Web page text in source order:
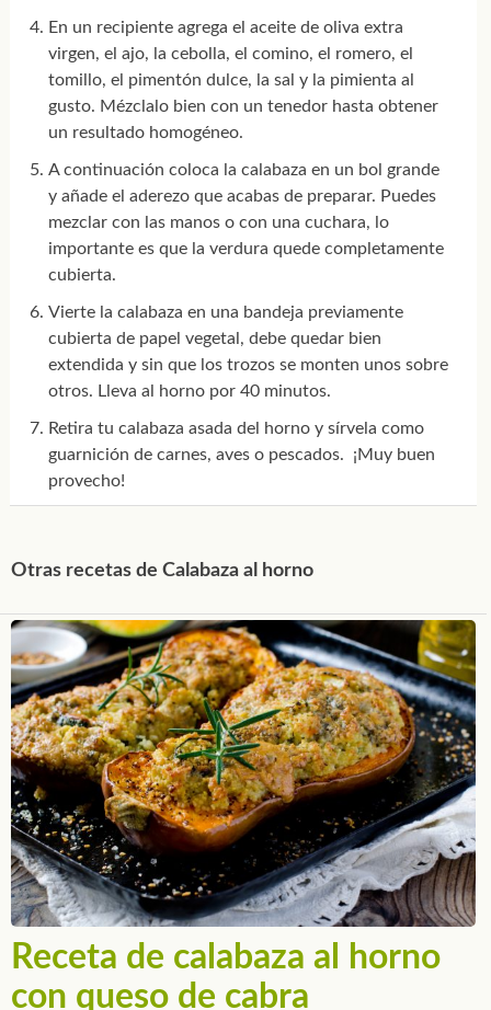
En un recipiente agrega el aceite de oliva extra
virgen, el ajo, la cebolla, el comino, el romero, el
tomillo, el pimentón dulce, la sal y la pimienta al
gusto. Mézclalo bien con un tenedor hasta obtener
un resultado homogéneo.
A continuación coloca la calabaza en un bol grande
y añade el aderezo que acabas de preparar. Puedes
mezclar con las manos o con una cuchara, lo
importante es que la verdura quede completamente
cubierta.
Vierte la calabaza en una bandeja previamente
cubierta de papel vegetal, debe quedar bien
extendida y sin que los trozos se monten unos sobre
otros. Lleva al horno por 40 minutos.
Retira tu calabaza asada del horno y sírvela como
guarnición de carnes, aves o pescados. ¡Muy buen
provecho!
Otras recetas de Calabaza al horno
Receta de calabaza al horno
con queso de cabra